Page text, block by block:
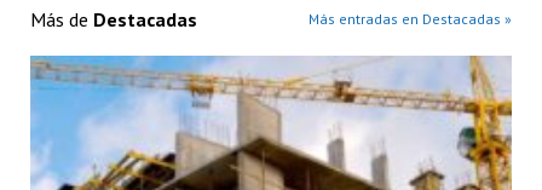
Más de Destacadas Más entradas en Destacadas »